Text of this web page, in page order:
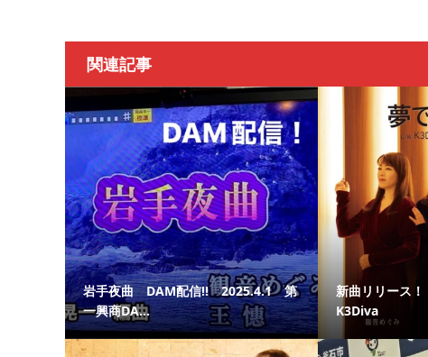
関連記事
岩手夜曲 DAM配信!! 2025.4.1 第
一興商DA...
新曲リリース
K3Diva